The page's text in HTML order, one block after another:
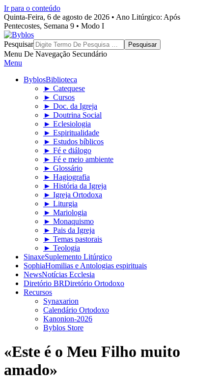
Ir para o conteúdo
Quinta-Feira, 6 de agosto de 2026 • Ano Litúrgico: Após
Pentecostes, Semana 9 • Modo I
Byblos
Pesquisar
Menu De Navegação Secundário
Menu
ByblosBiblioteca
► Catequese
► Cursos
► Doc. da Igreja
► Doutrina Social
► Eclesiologia
► Espiritualidade
► Estudos bíblicos
► Fé e diálogo
► Fé e meio ambiente
► Glossário
► Hagiografia
► História da Igreja
► Igreja Ortodoxa
► Liturgia
► Mariologia
► Monaquismo
► Pais da Igreja
► Temas pastorais
► Teologia
SinaxeSuplemento Litúrgico
SophiaHomilias e Antologias espirituais
NewsNotícias Ecclesia
Diretório BRDiretório Ortodoxo
Recursos
Synaxarion
Calendário Ortodoxo
Kanonion-2026
Byblos Store
«Este é o Meu Filho muito
amado»